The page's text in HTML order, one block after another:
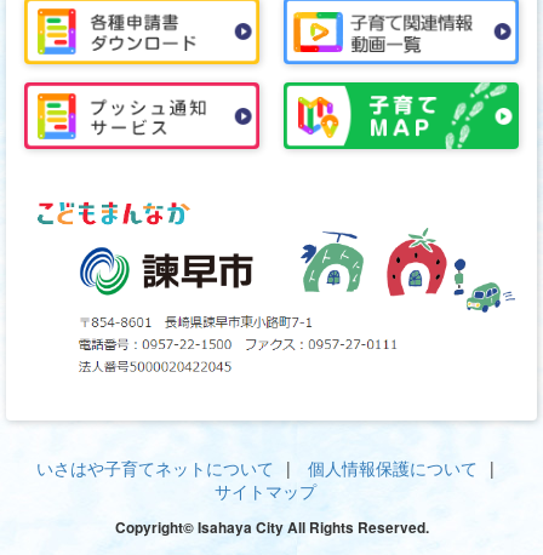
いさはや子育てネットについて
個人情報保護について
サイトマップ
Copyright© Isahaya City All Rights Reserved.